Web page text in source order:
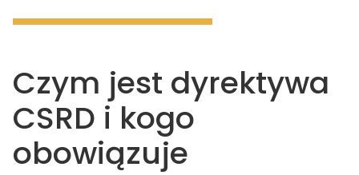
Czym jest dyrektywa
CSRD i kogo
obowiązuje